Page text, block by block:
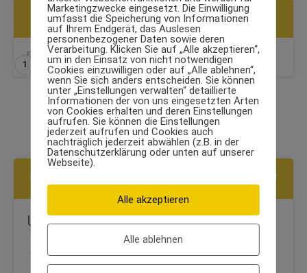
SCHRITTE
1 3 4
WEITERE ÜBUNGEN AUS DER KATEGORIE BAUCH
Umgedrehter Crunch
Marketingzwecke eingesetzt. Die Einwilligung
umfasst die Speicherung von Informationen
auf Ihrem Endgerät, das Auslesen
personenbezogener Daten sowie deren
Verarbeitung. Klicken Sie auf „Alle akzeptieren“,
um in den Einsatz von nicht notwendigen
Cookies einzuwilligen oder auf „Alle ablehnen“,
wenn Sie sich anders entscheiden. Sie können
unter „Einstellungen verwalten“ detaillierte
Informationen der von uns eingesetzten Arten
von Cookies erhalten und deren Einstellungen
aufrufen. Sie können die Einstellungen
jederzeit aufrufen und Cookies auch
nachträglich jederzeit abwählen (z.B. in der
Datenschutzerklärung oder unten auf unserer
Webseite).
Alle akzeptieren
Alle ablehnen